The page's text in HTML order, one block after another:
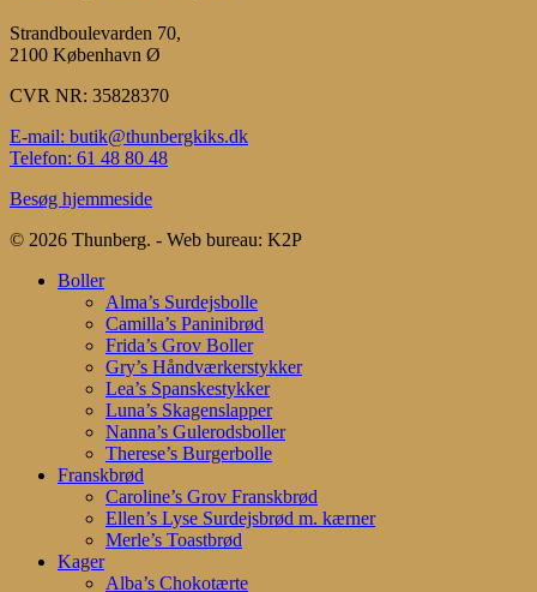
Strandboulevarden 70,
2100 København Ø
CVR NR: 35828370
E-mail: butik@thunbergkiks.dk
Telefon: 61 48 80 48
Besøg hjemmeside
© 2026 Thunberg. - Web bureau: K2P
Close
Boller
Alma’s Surdejsbolle
Camilla’s Paninibrød
Frida’s Grov Boller
Gry’s Håndværkerstykker
Lea’s Spanskestykker
Luna’s Skagenslapper
Nanna’s Gulerodsboller
Therese’s Burgerbolle
Franskbrød
Caroline’s Grov Franskbrød
Ellen’s Lyse Surdejsbrød m. kærner
Merle’s Toastbrød
Kager
Alba’s Chokotærte